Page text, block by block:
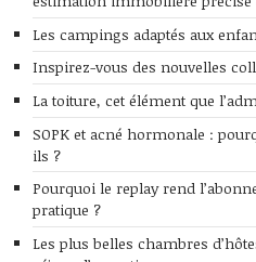
Les campings adaptés aux
Inspirez-vous des nouvelles
La toiture, cet élément que
SOPK et acné hormonale :
ils ?
Pourquoi le replay rend
pratique ?
Les plus belles chambres